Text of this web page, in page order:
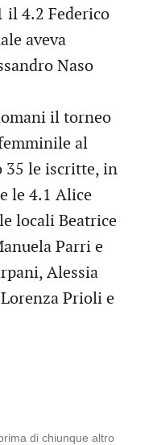
il 4.2 Federico
aveva
Naso
il torneo
al
35 le iscritte, in
le 4.1 Alice
locali Beatrice
Parri e
Alessia
Prioli e
di chiunque altro